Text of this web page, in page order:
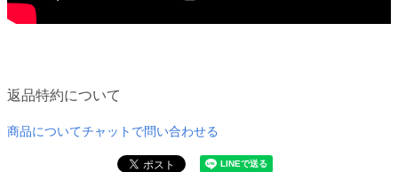
返品特約について
商品についてチャットで問い合わせる